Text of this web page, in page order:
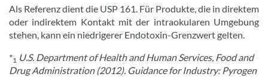
Als Referenz dient die USP 161. Für Produkte, die in direktem
oder indirektem Kontakt mit der intraokularen Umgebung
stehen, kann ein niedrigerer Endotoxin-Grenzwert gelten.
*1 U.S. Department of Health and Human Services, Food and
Drug Administration (2012). Guidance for Industry: Pyrogen